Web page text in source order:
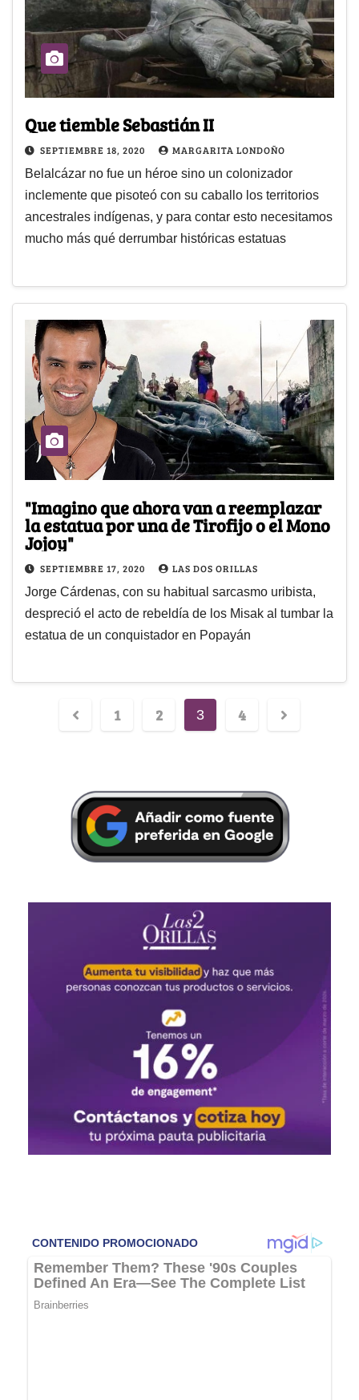
Que tiemble Sebastián II
SEPTIEMBRE 18, 2020 MARGARITA LONDOÑO
Belalcázar no fue un héroe sino un colonizador
inclemente que pisoteó con su caballo los territorios
ancestrales indígenas, y para contar esto necesitamos
mucho más qué derrumbar históricas estatuas
"Imagino que ahora van a reemplazar
la estatua por una de Tirofijo o el Mono
Jojoy"
SEPTIEMBRE 17, 2020 LAS DOS ORILLAS
Jorge Cárdenas, con su habitual sarcasmo uribista,
despreció el acto de rebeldía de los Misak al tumbar la
estatua de un conquistador en Popayán
1 2 3 4